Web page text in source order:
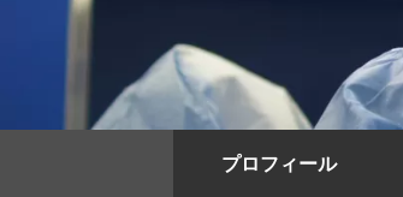
プロフィール